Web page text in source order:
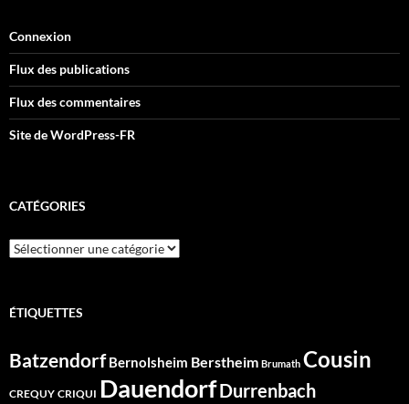
Connexion
Flux des publications
Flux des commentaires
Site de WordPress-FR
CATÉGORIES
Catégories
ÉTIQUETTES
Batzendorf Bernolsheim Berstheim Brumath Cousin
CREQUY CRIQUI DauendorfDurrenbach